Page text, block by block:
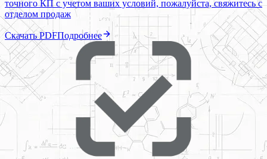
точного КП с учетом ваших условий, пожалуйста, свяжитесь с
отделом продаж
Скачать PDFПодробнее